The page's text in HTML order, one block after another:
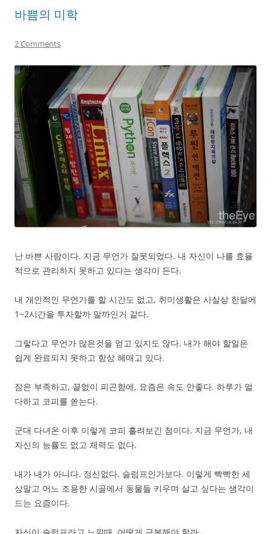
바쁨의 미학
2 Comments
난 바쁜 사람이다. 지금 무언가 잘못되었다. 내 자신이 나를 효율
적으로 관리하지 못하고 있다는 생각이 든다.
내 개인적인 무언가를 할 시간도 없고, 취미생활은 사실상 한달에
1~2시간을 투자할까 말까인거 같다.
그렇다고 무언가 많은것을 얻고 있지도 않다. 내가 해야 할일은
쉽게 완료되지 못하고 항상 헤매고 있다.
잠은 부족하고, 끝없이 피곤함에, 요즘은 속도 안좋다. 하루가 멀
다하고 코피를 쏟는다.
군대 다녀온 이후 이렇게 코피 흘려보긴 첨이다. 지금 무언가, 내
자신의 능률도 없고 체력도 없다.
내가 내가 아니다. 정신없다. 슬럼프인가보다. 이렇게 빡빡한 세
상말고 어느 조용한 시골에서 동물들 키우며 살고 싶다는 생각이
드는 요즘이다.
자신이 슬럼프라고 느낄때, 어떻게 극복해야 할까…